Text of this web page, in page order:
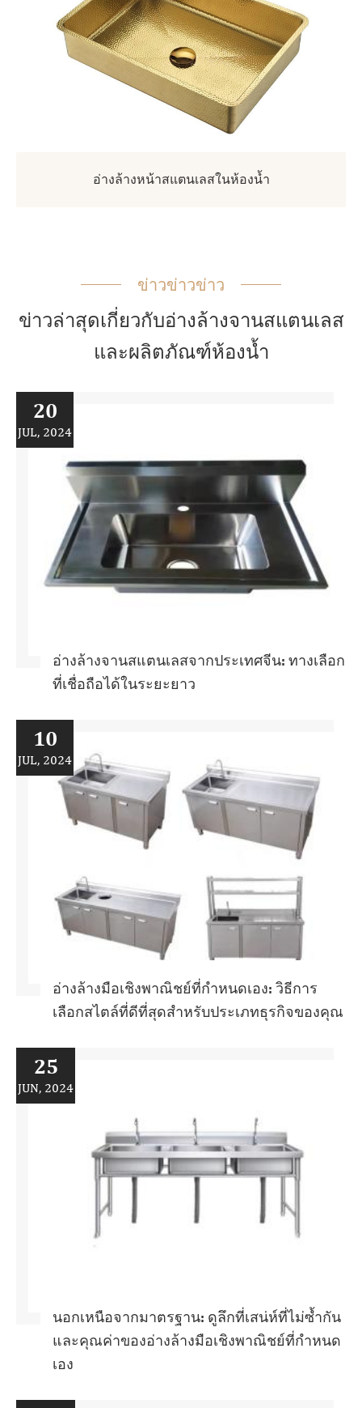
อ่างล้างหน้าสแตนเลสในห้องน้ำ
ข่าวข่าวข่าว
ข่าวล่าสุดเกี่ยวกับอ่างล้างจานสแตนเลส
และผลิตภัณฑ์ห้องน้ำ
20
JUL, 2024
อ่างล้างจานสแตนเลสจากประเทศจีน: ทางเลือก
ที่เชื่อถือได้ในระยะยาว
10
JUL, 2024
อ่างล้างมือเชิงพาณิชย์ที่กำหนดเอง: วิธีการ
เลือกสไตล์ที่ดีที่สุดสำหรับประเภทธุรกิจของคุณ
25
JUN, 2024
นอกเหนือจากมาตรฐาน: ดูลึกที่เสน่ห์ที่ไม่ซ้ำกัน
และคุณค่าของอ่างล้างมือเชิงพาณิชย์ที่กำหนด
เอง